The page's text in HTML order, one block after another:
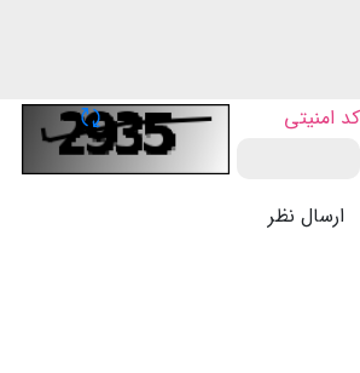
تازه سازی CAPTCHA کد امنیتی
ارسال نظر